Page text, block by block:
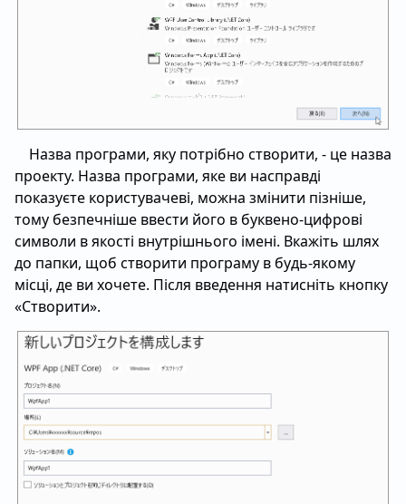
Назва програми, яку потрібно створити, - це назва
проекту. Назва програми, яке ви насправді
показуєте користувачеві, можна змінити пізніше,
тому безпечніше ввести його в буквено-цифрові
символи в якості внутрішнього імені. Вкажіть шлях
до папки, щоб створити програму в будь-якому
місці, де ви хочете. Після введення натисніть кнопку
«Створити».